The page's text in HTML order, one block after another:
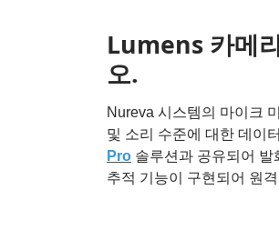
Lumens 카메
오.
Nureva 시스템의 마이크
및 소리 수준에 대한 데이
Pro 솔루션과 공유되어
추적 기능이 구현되어 원